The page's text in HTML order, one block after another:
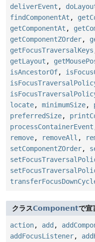
deliverEvent ,
findComponentAt ,
getComponentAt ,
getComponentZOrder,
getFocusTraversalKeys
getLayout ,
isAncestorOf,
locate, minimumSize,
preferredSize,
processContainerEvent
remove, removeAll ,
setComponentZOrder,
クラスComponentで宣
action, add ,
addFocusListener,